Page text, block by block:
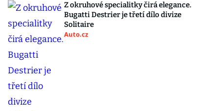
Z okruhové specialitky čirá elegance.
Bugatti Destrier je třetí dílo divize
Solitaire
Auto.cz